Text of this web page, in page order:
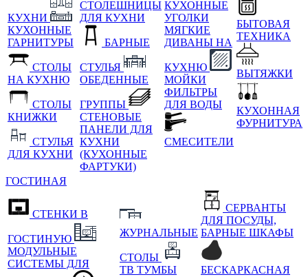
КУХНИ
КУХОННЫЕ
ГАРНИТУРЫ
СТОЛЫ
НА КУХНЮ
СТОЛЫ
КНИЖКИ
СТУЛЬЯ
ДЛЯ КУХНИ
СТОЛЕШНИЦЫ
ДЛЯ КУХНИ
БАРНЫЕ
СТУЛЬЯ
ОБЕДЕННЫЕ
ГРУППЫ
СТЕНОВЫЕ
ПАНЕЛИ ДЛЯ
КУХНИ
(КУХОННЫЕ
ФАРТУКИ)
КУХОННЫЕ
УГОЛКИ
МЯГКИЕ
ДИВАНЫ НА
КУХНЮ
МОЙКИ
ФИЛЬТРЫ
ДЛЯ ВОДЫ
СМЕСИТЕЛИ
БЫТОВАЯ
ТЕХНИКА
ВЫТЯЖКИ
КУХОННАЯ
ФУРНИТУРА
ГОСТИНАЯ
СТЕНКИ В
ГОСТИНУЮ
МОДУЛЬНЫЕ
СИСТЕМЫ ДЛЯ
ЖУРНАЛЬНЫЕ
СТОЛЫ
ТВ ТУМБЫ
СЕРВАНТЫ
ДЛЯ ПОСУДЫ,
БАРНЫЕ ШКАФЫ
БЕСКАРКАСНАЯ